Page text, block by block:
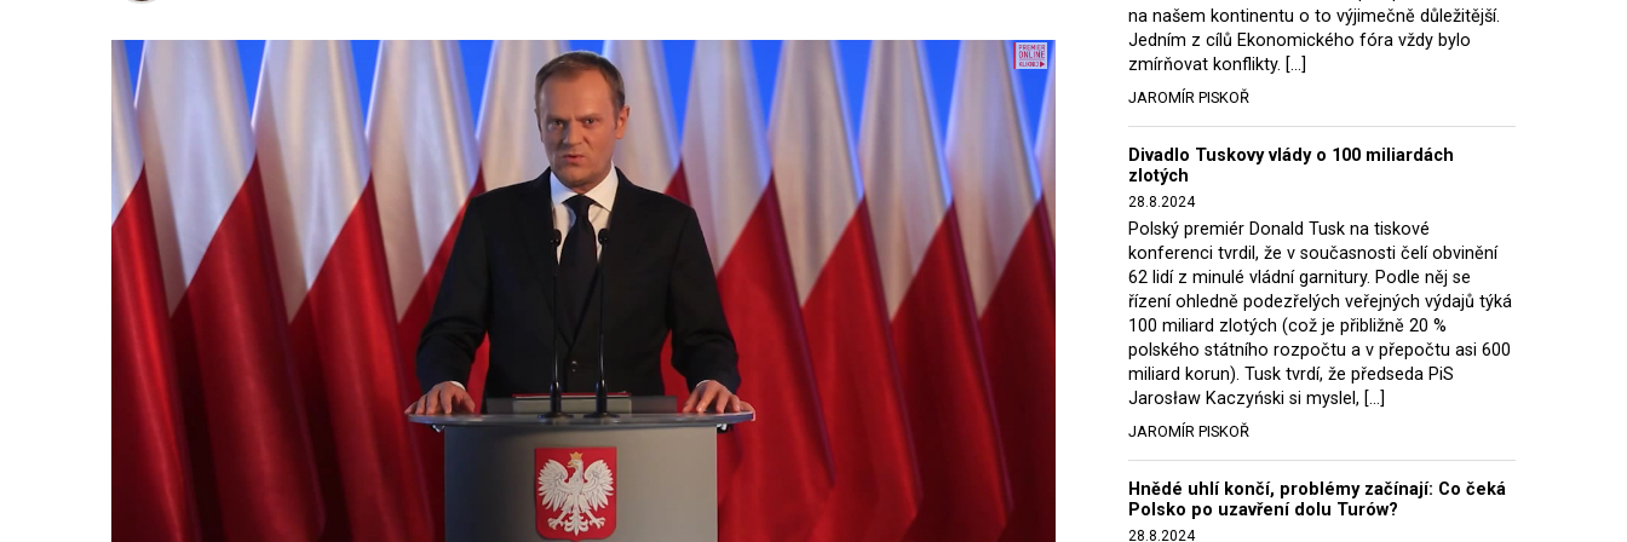
Otázky spojené s vývojem umělé inteligence budou na fóru AI zvláště diskutovanou
oblastí. Fórum AI bude zahrnovat vyhrazenou tematickou trať skládající se z panelů,
prezentací, workshopů a speciálních akcí. Budou diskutovány klíčové otázky vlivu umělé
inteligence ve společnosti, ale i v sektoru veřejných a komerčních služeb. Budou se
diskutovat problémy a výzvy, kterým bude muset trh čelit tváří v tvář zásadním
technologickým změnám. Účastníci fóra také zváží, do jaké míry investice do vědeckého
výzkumu a moderních technologií umělé inteligence v mnoha oblastech života umožní
Evropské unii obnovit konkurenceschopnost ve vztahu ke globálním ekonomikám a
nutnosti zajistit bezpečnost evropských zemí.
na našem kontinentu o to výjimečně důležitější.
Jedním z cílů Ekonomického fóra vždy bylo
zmírňovat konflikty. […]
JAROMÍR PISKOŘ
Divadlo Tuskovy vlády o 100 miliardách
zlotých
28.8.2024
Polský premiér Donald Tusk na tiskové
konferenci tvrdil, že v současnosti čelí obvinění
62 lidí z minulé vládní garnitury. Podle něj se
řízení ohledně podezřelých veřejných výdajů týká
100 miliard zlotých (což je přibližně 20 %
polského státního rozpočtu a v přepočtu asi 600
miliard korun). Tusk tvrdí, že předseda PiS
Jarosław Kaczyński si myslel, […]
JAROMÍR PISKOŘ
Hnědé uhlí končí, problémy začínají: Co čeká
Polsko po uzavření dolu Turów?
28.8.2024